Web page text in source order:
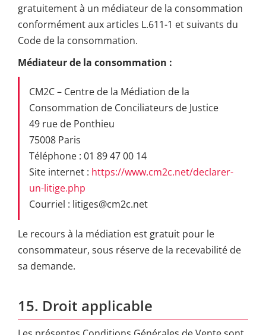
gratuitement à un médiateur de la consommation
conformément aux articles L.611-1 et suivants du
Code de la consommation.
Médiateur de la consommation :
CM2C – Centre de la Médiation de la
Consommation de Conciliateurs de Justice
49 rue de Ponthieu
75008 Paris
Téléphone : 01 89 47 00 14
Site internet : https://www.cm2c.net/declarer-
un-litige.php
Courriel : litiges@cm2c.net
Le recours à la médiation est gratuit pour le
consommateur, sous réserve de la recevabilité de
sa demande.
15. Droit applicable